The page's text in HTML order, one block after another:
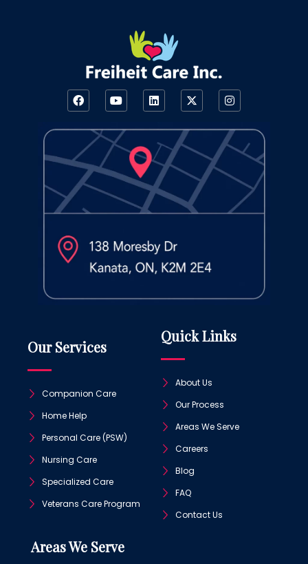
Our Services
Companion Care
Home Help
Personal Care (PSW)
Nursing Care
Specialized Care
Veterans Care Program
Quick Links
About Us
Our Process
Areas We Serve
Careers
Blog
FAQ
Contact Us
Areas We Serve